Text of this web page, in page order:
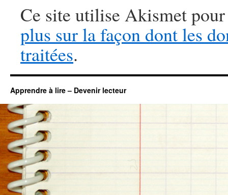
Ce site utilise Akismet
plus sur la façon dont les
traitées.
Apprendre à lire – Devenir lecteur